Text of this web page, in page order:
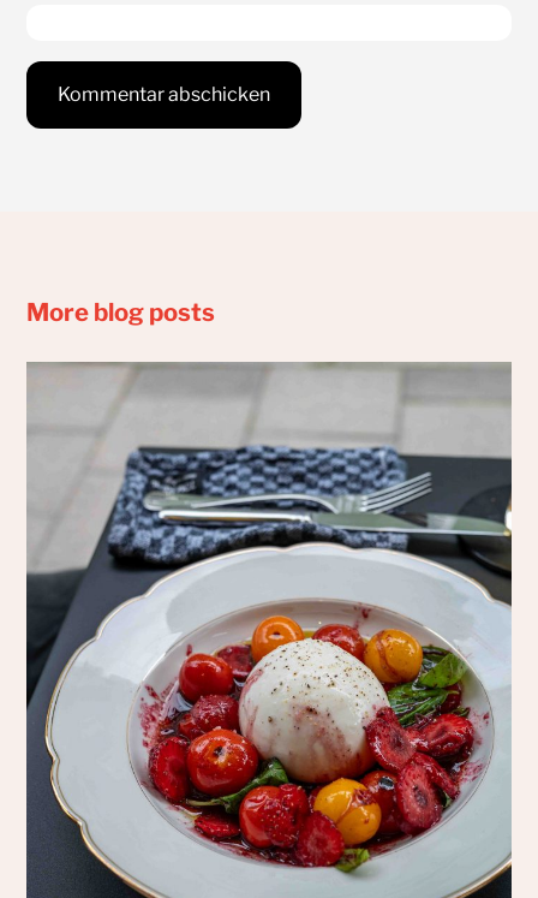
More blog posts